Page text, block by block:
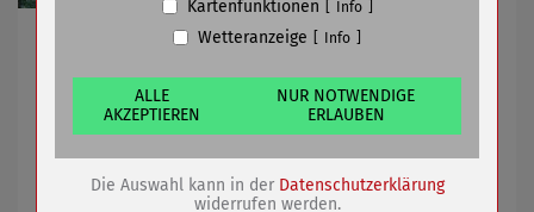
NABU anerkennt Maßnahmen der Stadt zur Schaffung
05.11.2024 mehr
Restaurierung der Gedenktafeln an der
Cookiespeicherung Entscheidungscookie
Anbieter
Eigentümer dieser Website (Wenko-
Wenselaar GmbH & Co. KG)
Zweck
Speichert die Einstellungen der Besucher
bezüglich der Speicherung von Cookies.
Cookie Name
dywc
Cookie Laufzeit
1 Jahr
Kartenfunktionen Info
Wetteranzeige Info
ALLE
AKZEPTIEREN
NUR NOTWENDIGE
ERLAUBEN
Die Auswahl kann in der Datenschutzerklärung
widerrufen werden.